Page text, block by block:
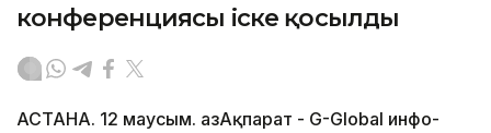
конференциясы іске қосылды
АСТАНА. 12 маусым. ҚазАқпарат - G-Global инфо-